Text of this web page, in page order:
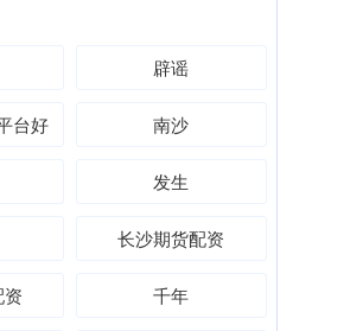
辟谣
台好 南沙
发生
长沙期货配资
千年